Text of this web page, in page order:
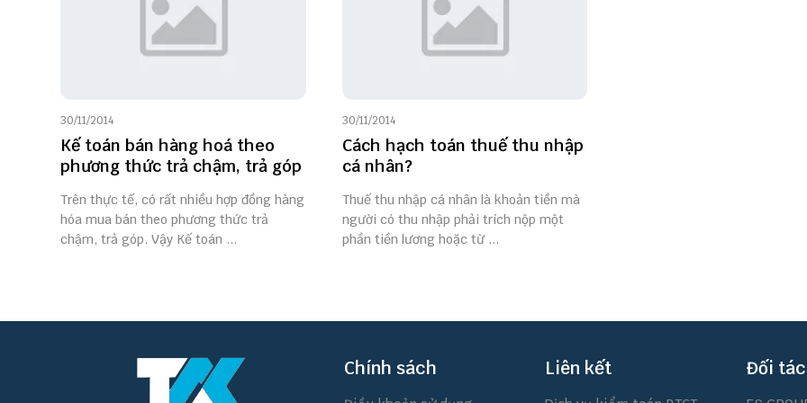
30/11/2014
Kế toán bán hàng hoá theo
phương thức trả chậm, trả góp
Trên thực tế, có rất nhiều hợp đồng hàng
hóa mua bán theo phương thức trả
chậm, trả góp. Vậy Kế toán ...
30/11/2014
Cách hạch toán thuế thu nhập
cá nhân?
Thuế thu nhập cá nhân là khoản tiền mà
người có thu nhập phải trích nộp một
phần tiền lương hoặc từ ...
Chính sách Liên kết Đối tác